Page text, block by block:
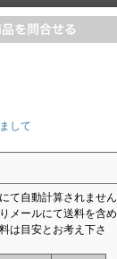
して
て自動計算されません
メールにて送料を含め
は目安とお考え下さ